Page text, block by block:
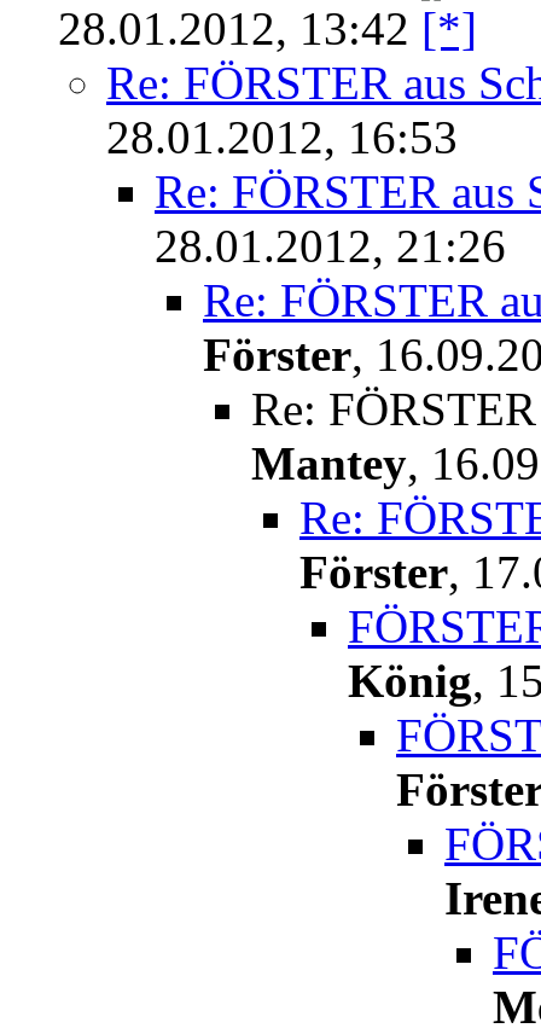
28.01.2012, 13:42
Re: FÖRSTER aus
28.01.2012, 16:53
Re: FÖRSTER aus
28.01.2012, 21:26
Re: FÖRSTER
Förster,
Re:
Mantey,
Re:
Förster,
König,